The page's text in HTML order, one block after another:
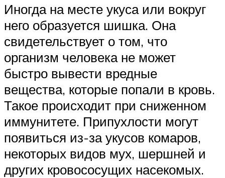
Иногда на месте укуса или вокруг
него образуется шишка. Она
свидетельствует о том, что
организм человека не может
быстро вывести вредные
вещества, которые попали в кровь.
Такое происходит при сниженном
иммунитете. Припухлости могут
появиться из-за укусов комаров,
некоторых видов мух, шершней и
других кровососущих насекомых.